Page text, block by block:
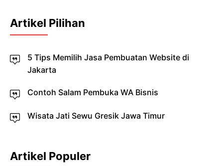
Artikel Pilihan
5 Tips Memilih Jasa Pembuatan Website di
Jakarta
Contoh Salam Pembuka WA Bisnis
Wisata Jati Sewu Gresik Jawa Timur
Artikel Populer